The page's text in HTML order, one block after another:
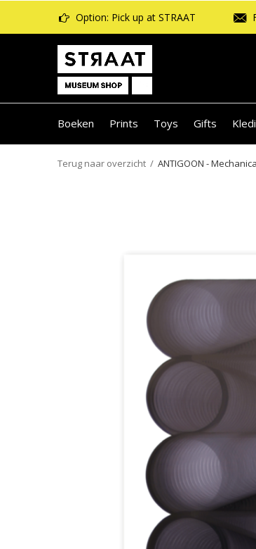
Boeken Prints Toys Gifts
Option: Pick up at STRAAT
Terug naar overzicht ANTIGOON -